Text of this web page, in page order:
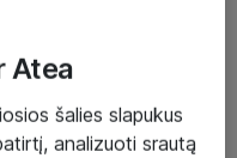
Atea
šalies slapukus
analizuoti srautą